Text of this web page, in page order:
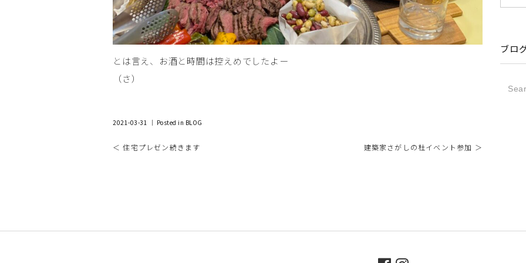
とは言え、お酒と時間は控えめでしたよー
（さ）
2021-03-31 ｜ Posted in BLOG
＜ 住宅プレゼン続きます 建築家さがしの杜イベント参加 ＞
ブロ